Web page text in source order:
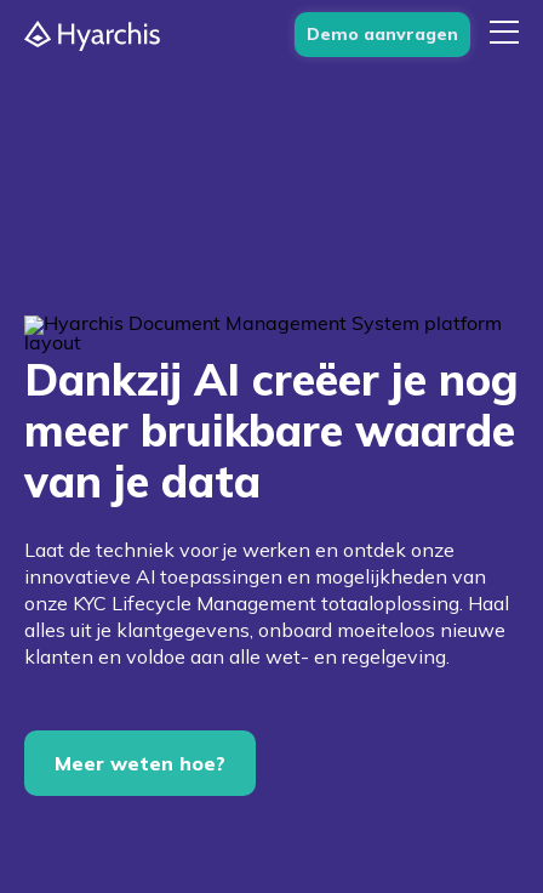
Demo aanvragen
Dankzij AI creëer je nog
meer bruikbare waarde
van je data
Laat de techniek voor je werken en ontdek onze
innovatieve AI toepassingen en mogelijkheden van
onze KYC Lifecycle Management totaaloplossing. Haal
alles uit je klantgegevens, onboard moeiteloos nieuwe
klanten en voldoe aan alle wet- en regelgeving.
Meer weten hoe?